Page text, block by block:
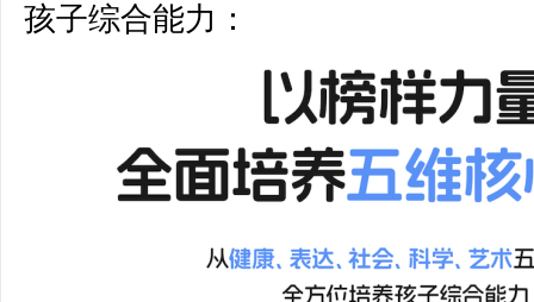
孩子综合能力：